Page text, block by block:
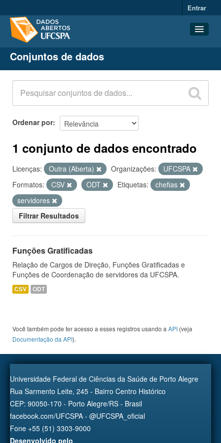
Entrar
Conjuntos de dados
Organizações
Grupos
Sobre
Conjuntos de dados
Ordenar por
1 conjunto de dados encontrado
Licenças: Outra (Aberta) Organizações:
UFCSPA
Formatos:
CSV ODT Etiquetas:
chefias
servidores
Filtrar Resultados
Funções Gratificadas
Relação de Cargos de Direção, Funções Gratificadas e
Funções de Coordenação de servidores da UFCSPA.
CSV ODT
Você também pode ter acesso a esses registros usando a API (veja
Documentação da API).
Universidade Federal de Ciências da Saúde de Porto Alegre
Rua Sarmento Leite, 245 - Bairro Centro Histórico
CEP: 90050-170 - Porto Alegre/RS - Brasil
facebook.com/UFCSPA - @UFCSPA_oficial
Fone +55 (51) 3303-9000
Desenvolvido pelo